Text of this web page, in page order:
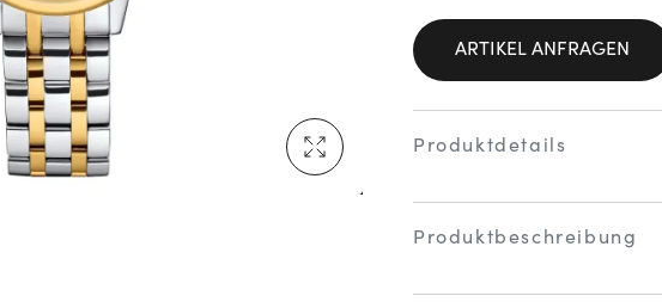
Rolex Certified Pre-Owned entdecken
ARTIKEL ANFRAGEN
Produktdetails
Produktbeschreibung